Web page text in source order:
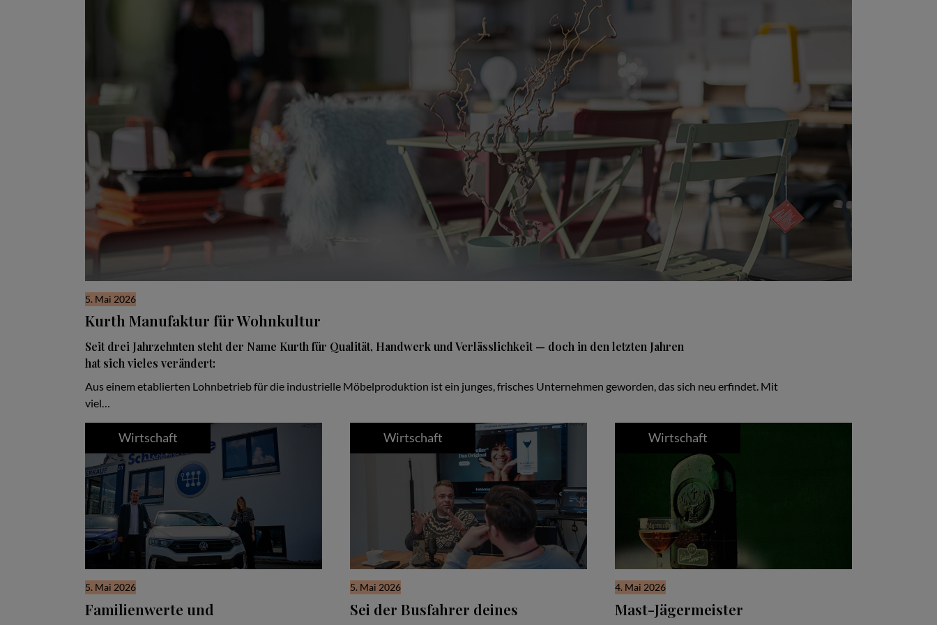
5. Mai 2026
Kurth Manufaktur für Wohnkultur
Seit drei Jahrzehnten steht der Name Kurth für Qualität, Handwerk und Verlässlichkeit — doch in den letzten Jahren
hat sich vieles verändert:
Aus einem etablierten Lohnbetrieb für die industrielle Möbelproduktion ist ein junges, frisches Unternehmen geworden, das sich neu erfindet. Mit
viel…
Wirtschaft
5. Mai 2026
Familienwerte und
Wirtschaft
5. Mai 2026
Sei der Busfahrer deines
Wirtschaft
4. Mai 2026
Mast-Jägermeister